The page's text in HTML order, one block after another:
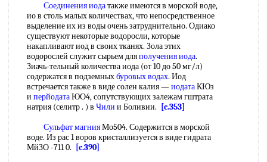
Соединения иодатакже имеются в морской воде,
ио в столь малых количествах, что непосредственное
выделение их из воды очень затруднительно. Одиако
существуют некоторые водоросли, которые
накапливают иод в своих тканях. Зола этих
водорослей служит сырьем дляполучения иода.
Зиачь-тельный количества иода (от 10 до 50 мг/л)
содержатся в подземныхбуровых водах. Иод
встречается также в виде солен калия —иодатаКЮз
и перйодатаЮО4, сопутствующих залежам гштрата
натрия (селитр . ) в Чили и Боливии.
[c.353]
Сульфат магнияМо504. Содержится в морской
воде. Из рас 1 воров кристаллизуется в виде гидрата
МйЗО -711 0.
[c.390]